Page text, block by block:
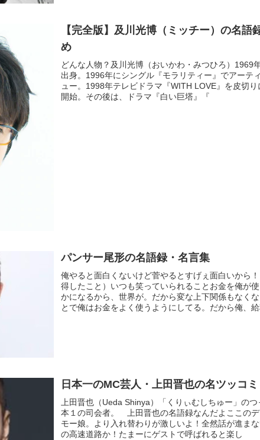
【完全版】及川光博（ミッチー）の名語
め
どんな人物？及川光博（おいかわ・みつひろ）1969
出身。1996年にシングル『モラリティー』でアーテ
ュー。1998年テレビドラマ『WITH LOVE』を皮切
開始。その後は、ドラマ『白い巨塔』『
パンサー尾形の名語録・名言集
俺やると面白くないけど菅やるとすげぇ面白いから
得したこと）いつも笑っていられることお金を俺が
かになるから、世界が。だから変な上下関係もなく
とで俺はお金をよく使うようにしてる。だから俺、給
日本一のMC芸人・上田晋也の名ツッコ
上田晋也（Ueda Shinya）「くりぃむしちゅー」のつ
本１の司会者。 上田晋也の名語録なんだよここのデ
モー娘。より入れ替わりが激しいよ！全然話が進ま
の高速道路か！たまーにゲストで呼ばれると楽し